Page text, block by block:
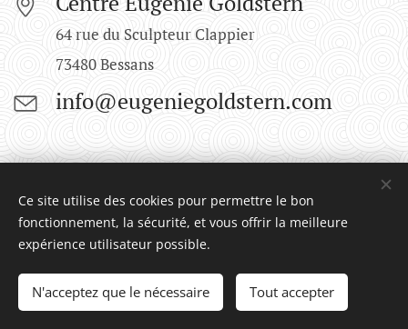
64 rue du Sculpteur Clappier
73480 Bessans
info@eugeniegoldstern.com
© 2025 Tous droits réservés
Fonds Eugénie Goldstern
Langues
Français
English
Ce site utilise des cookies pour permettre le bon
fonctionnement, la sécurité, et vous offrir la meilleure
expérience utilisateur possible.
N'acceptez que le nécessaire Tout accepter